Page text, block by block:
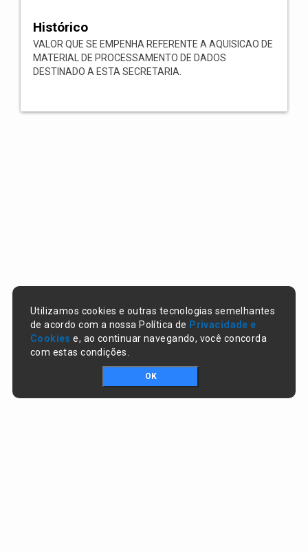
Histórico
VALOR QUE SE EMPENHA REFERENTE A AQUISICAO DE
MATERIAL DE PROCESSAMENTO DE DADOS
DESTINADO A ESTA SECRETARIA.
Utilizamos cookies e outras tecnologias semelhantes
de acordo com a nossa Política de Privacidade e
Cookies e, ao continuar navegando, você concorda
com estas condições.
OK